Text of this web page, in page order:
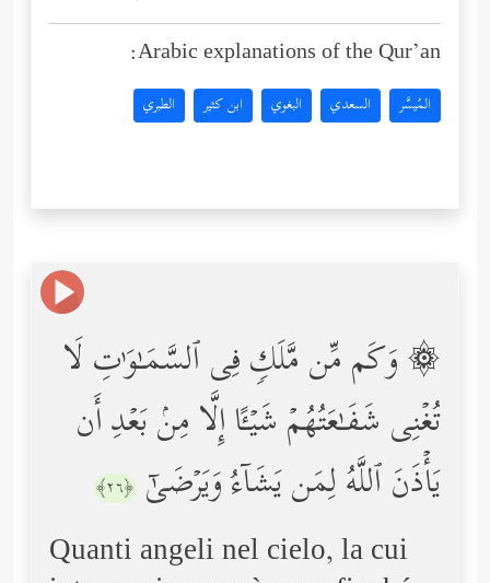
Arabic explanations of the Qur’an:
المُيسَّر السعدي البغوي ابن كثير الطبري
۞ وَكَم مِّن مَّلَكࣲ فِی ٱلسَّمَـٰوَ ٰ⁠تِ لَا
تُغۡنِی شَفَـٰعَتُهُمۡ شَیۡـًٔا إِلَّا مِنۢ بَعۡدِ أَن
یَأۡذَنَ ٱللَّهُ لِمَن یَشَاۤءُ وَیَرۡضَىٰۤ ﴿٢٦﴾
Quanti angeli nel cielo, la cui